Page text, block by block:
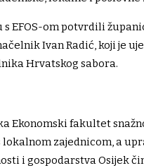
s EFOS-om potvrdili
Ivan Radić, koji je
Hrvatskog sabora.
Ekonomski fakultet
lokalnom zajednicom, a
i gospodarstva Osijek